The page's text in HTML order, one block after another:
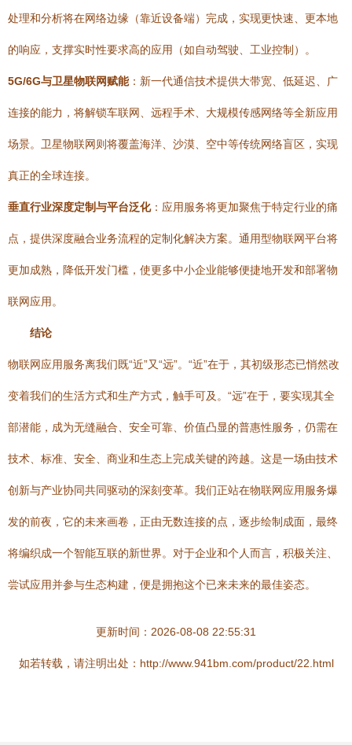
处理和分析将在网络边缘（靠近设备端）完成，实现更快速、更本地
的响应，支撑实时性要求高的应用（如自动驾驶、工业控制）。
5G/6G与卫星物联网赋能：新一代通信技术提供大带宽、低延迟、广
连接的能力，将解锁车联网、远程手术、大规模传感网络等全新应用
场景。卫星物联网则将覆盖海洋、沙漠、空中等传统网络盲区，实现
真正的全球连接。
垂直行业深度定制与平台泛化：应用服务将更加聚焦于特定行业的痛
点，提供深度融合业务流程的定制化解决方案。通用型物联网平台将
更加成熟，降低开发门槛，使更多中小企业能够便捷地开发和部署物
联网应用。
结论
物联网应用服务离我们既“近”又“远”。“近”在于，其初级形态已悄然改
变着我们的生活方式和生产方式，触手可及。“远”在于，要实现其全
部潜能，成为无缝融合、安全可靠、价值凸显的普惠性服务，仍需在
技术、标准、安全、商业和生态上完成关键的跨越。这是一场由技术
创新与产业协同共同驱动的深刻变革。我们正站在物联网应用服务爆
发的前夜，它的未来画卷，正由无数连接的点，逐步绘制成面，最终
将编织成一个智能互联的新世界。对于企业和个人而言，积极关注、
尝试应用并参与生态构建，便是拥抱这个已来未来的最佳姿态。
更新时间：2026-08-08 22:55:31
如若转载，请注明出处：http://www.941bm.com/product/22.html